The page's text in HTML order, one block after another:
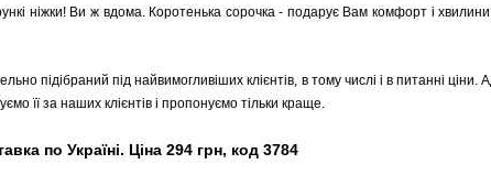
ніжки! Ви ж вдома. Коротенька сорочка - подарує Вам комфорт і
підібраний під найвимогливіших клієнтів, в тому числі і в питанні ціни.
її за наших клієнтів і пропонуємо тільки краще.
по Україні. Ціна 294 грн, код 3784